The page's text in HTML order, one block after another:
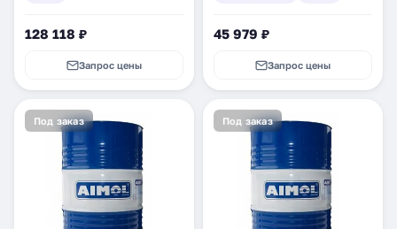
128 118 ₽
Запрос цены
45 979 ₽
Запрос цены
Под заказ Под заказ